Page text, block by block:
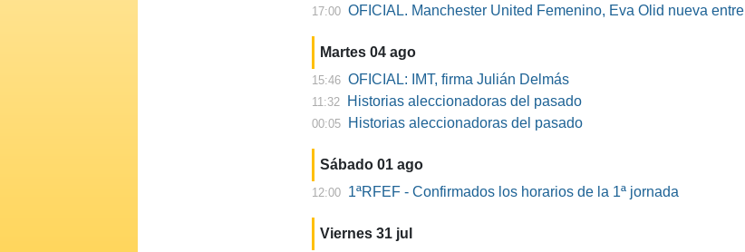
17:00 OFICIAL. Manchester United Femenino, Eva Olid nueva entrenadora
Martes 04 ago
15:46 OFICIAL: IMT, firma Julián Delmás
11:32 Historias aleccionadoras del pasado
00:05 Historias aleccionadoras del pasado
Sábado 01 ago
12:00 1ªRFEF - Confirmados los horarios de la 1ª jornada
Viernes 31 jul